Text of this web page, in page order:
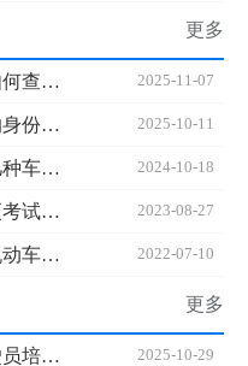
更多
驾驶证期满体检的医疗机构如何查询？ 2025-11-07
办理驾驶证业务时需要提供的身份证明是哪些？ 2025-10-11
初次申请驾驶证可以申请哪几种车型？ 2024-10-18
驾考还没考完，如何申请变更考试地？ 2023-08-27
如何在手机上变更驾驶证和机动车联系方式？ 2022-07-10
更多
《广西壮族自治区机动车驾驶员培训服务合同（范本）》的主要结构有哪些？ 2025-10-29